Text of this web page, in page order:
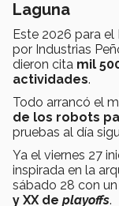
Laguna
Este 2026 para
por Industrias
dieron cita mil
actividades.
Todo arrancó el
de los robots
pruebas al día
Ya el viernes 27
inspirada en la
sábado 28 con
y XX de playoffs.